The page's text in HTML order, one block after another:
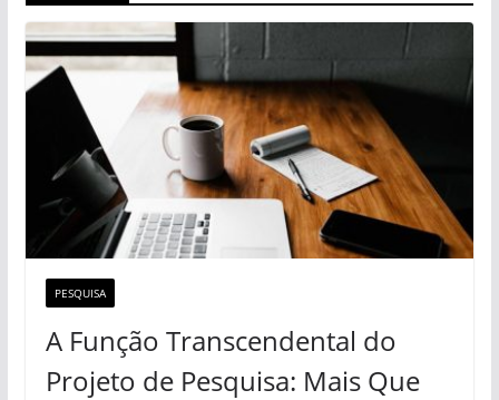
PESQUISA
A Função Transcendental do
Projeto de Pesquisa: Mais Que